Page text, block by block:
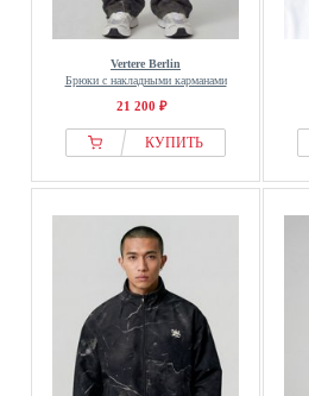
Vertere Berlin
Брюки с накладными карманами
21 200 ₽
КУПИТЬ